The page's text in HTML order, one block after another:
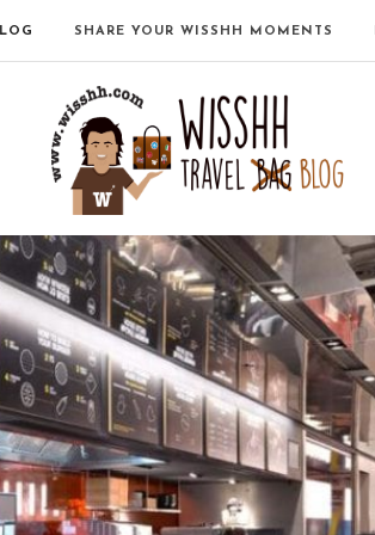
SHARE YOUR WISSHH MOMENTS